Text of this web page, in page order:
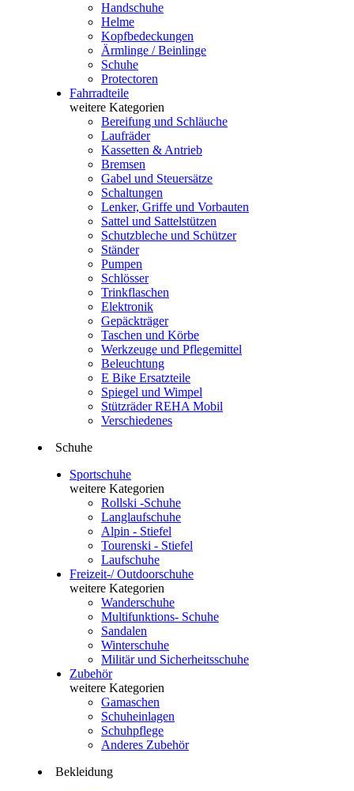
Handschuhe
Helme
Kopfbedeckungen
Ärmlinge / Beinlinge
Schuhe
Protectoren
Fahrradteile
weitere Kategorien
Bereifung und Schläuche
Laufräder
Kassetten & Antrieb
Bremsen
Gabel und Steuersätze
Schaltungen
Lenker, Griffe und Vorbauten
Sattel und Sattelstützen
Schutzbleche und Schützer
Ständer
Pumpen
Schlösser
Trinkflaschen
Elektronik
Gepäckträger
Taschen und Körbe
Werkzeuge und Pflegemittel
Beleuchtung
E Bike Ersatzteile
Spiegel und Wimpel
Stützräder REHA Mobil
Verschiedenes
Schuhe
Sportschuhe
weitere Kategorien
Rollski -Schuhe
Langlaufschuhe
Alpin - Stiefel
Tourenski - Stiefel
Laufschuhe
Freizeit-/ Outdoorschuhe
weitere Kategorien
Wanderschuhe
Multifunktions- Schuhe
Sandalen
Winterschuhe
Militär und Sicherheitsschuhe
Zubehör
weitere Kategorien
Gamaschen
Schuheinlagen
Schuhpflege
Anderes Zubehör
Bekleidung